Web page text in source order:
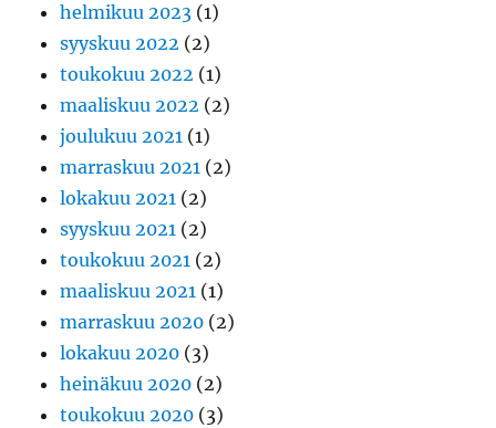
helmikuu 2023 (1)
syyskuu 2022 (2)
toukokuu 2022 (1)
maaliskuu 2022 (2)
joulukuu 2021 (1)
marraskuu 2021 (2)
lokakuu 2021 (2)
syyskuu 2021 (2)
toukokuu 2021 (2)
maaliskuu 2021 (1)
marraskuu 2020 (2)
lokakuu 2020 (3)
heinäkuu 2020 (2)
toukokuu 2020 (3)